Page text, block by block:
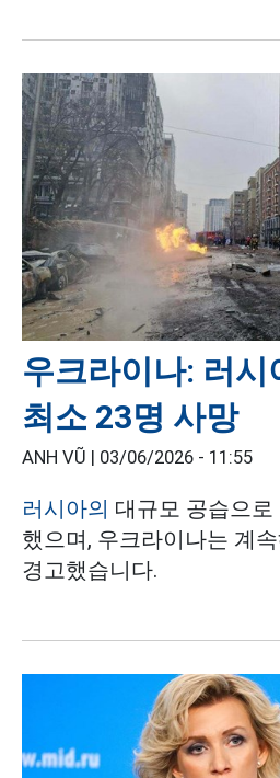
우크라이나: 러시
최소 23명 사망
ANH VŨ | 03/06/2026 - 11:55
러시아의 대규모 공습으
했으며, 우크라이나는 계
경고했습니다.